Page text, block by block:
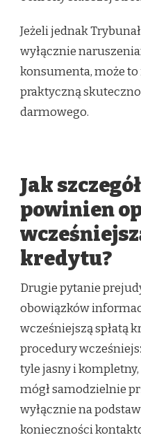
Jeżeli jednak
wyłącznie
konsumenta, może
praktyczną
darmowego.
Jak
powinien
kredytu?
Drugie pytanie
obowiązków
wcześniejszą spłatą
procedury
tyle jasny i
mógł samodzielnie
wyłącznie na
konieczności